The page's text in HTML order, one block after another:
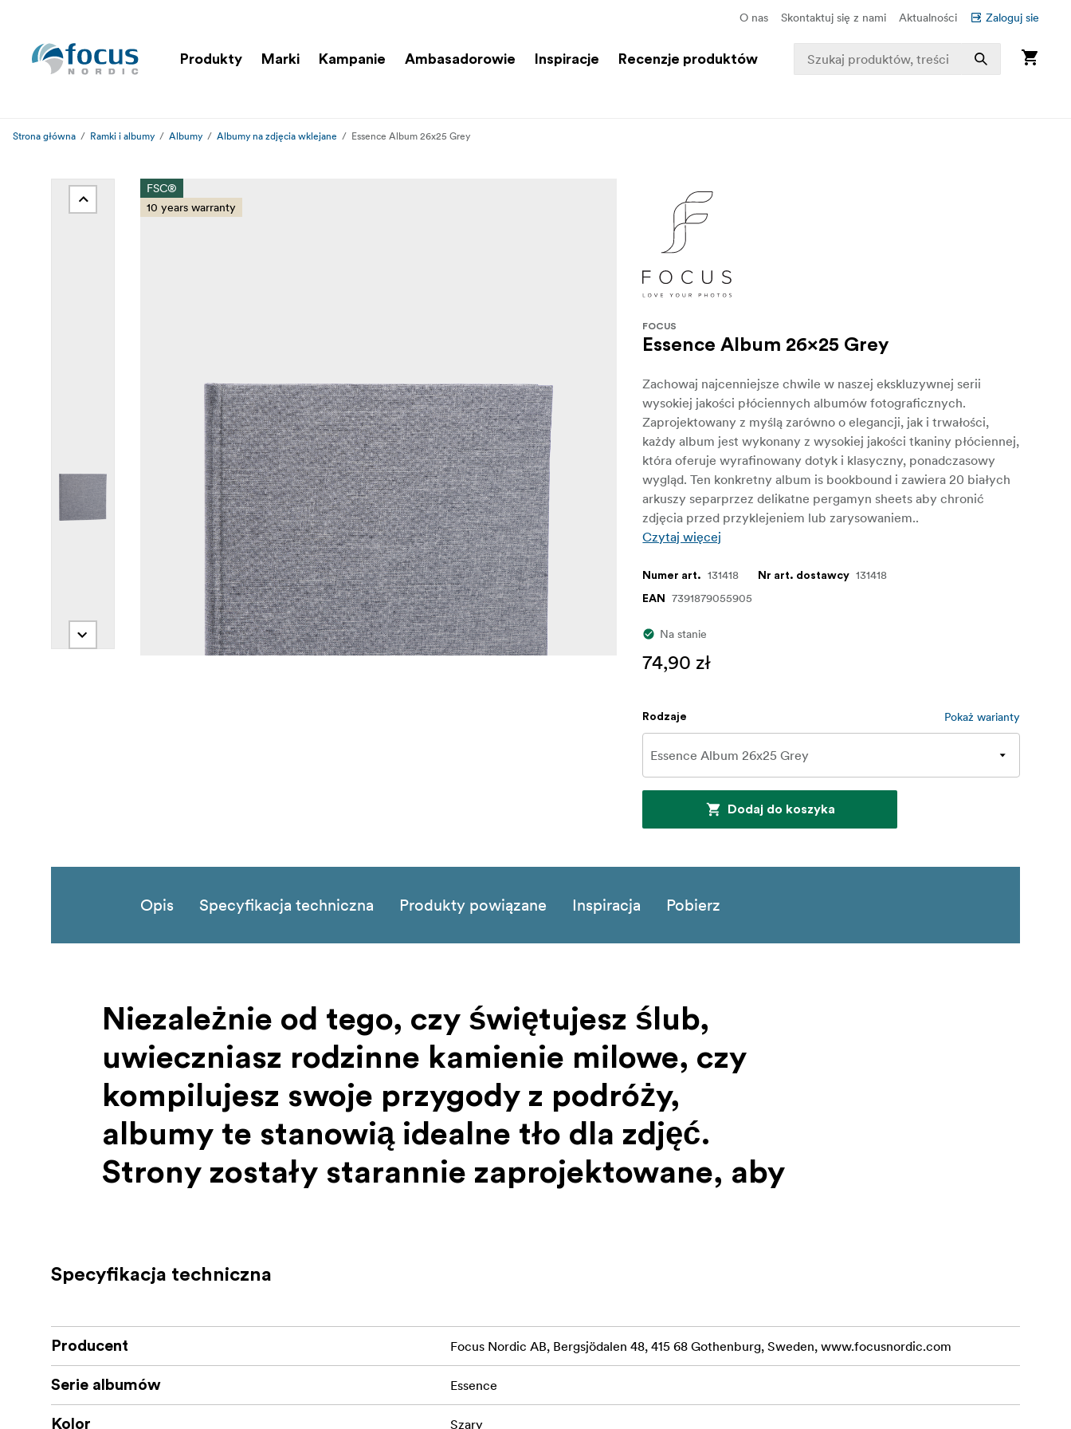
O nas Skontaktuj się z nami Aktualności Zaloguj sie
Produkty Marki Kampanie Ambasadorowie Inspiracje Recenzje produktów
Strona główna Ramki i albumy Albumy Albumy na zdjęcia wklejane Essence Album 26x25 Grey
FSC®
10 years warranty
FOCUS
Essence Album 26x25 Grey
Zachowaj najcenniejsze chwile w naszej ekskluzywnej serii
wysokiej jakości płóciennych albumów fotograficznych.
Zaprojektowany z myślą zarówno o elegancji, jak i trwałości,
każdy album jest wykonany z wysokiej jakości tkaniny płóciennej,
która oferuje wyrafinowany dotyk i klasyczny, ponadczasowy
wygląd. Ten konkretny album is bookbound i zawiera 20 białych
arkuszy separprzez delikatne pergamyn sheets aby chronić
zdjęcia przed przyklejeniem lub zarysowaniem..
Czytaj więcej
Numer art. 131418 Nr art. dostawcy 131418
EAN 7391879055905
Na stanie
74,90 zł
Rodzaje Pokaż warianty
Dodaj do koszyka
Opis Specyfikacja techniczna Produkty powiązane Inspiracja Pobierz
Niezależnie od tego, czy świętujesz ślub,
uwieczniasz rodzinne kamienie milowe, czy
kompilujesz swoje przygody z podróży,
albumy te stanowią idealne tło dla zdjęć.
Strony zostały starannie zaprojektowane, aby
wizualnej historii.
Kluczowe cechy:
Premium Canvas Cover: Trwała i stylowa, dostępna w nowoczesnych, neutralnych odcieniach.
Materiały o jakości archiwalnej: Bezkwasowe strony, które zapewniają bezpieczeństwo zdjęć przez pokolenia.
Specyfikacja techniczna
Producent Focus Nordic AB, Bergsjödalen 48, 415 68 Gothenburg, Sweden, www.focusnordic.com
Serie albumów Essence
Kolor Szary